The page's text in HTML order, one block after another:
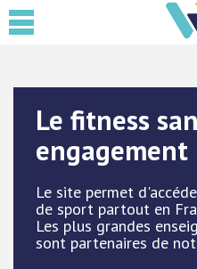
Le fitness
engagement
Le site permet
de sport partout en
Les plus grandes
sont partenaires de